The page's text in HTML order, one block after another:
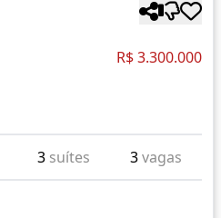
R$ 3.300.000
3 suítes 3vagas